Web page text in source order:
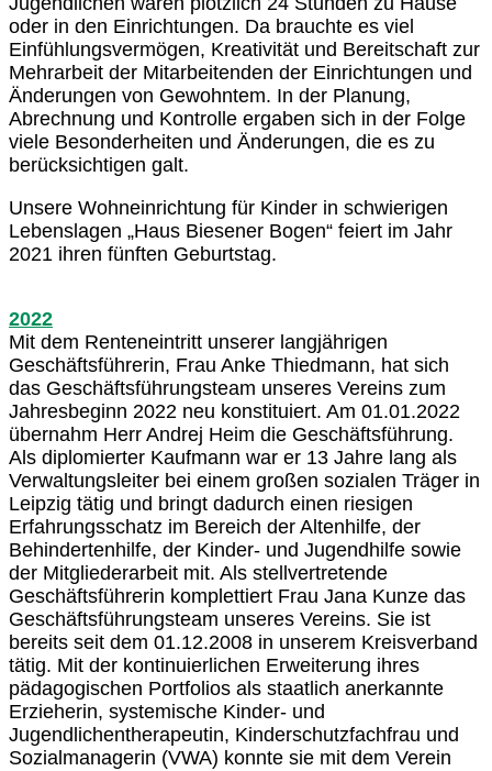
oder in den Einrichtungen. Da brauchte es viel
Einfühlungsvermögen, Kreativität und Bereitschaft zur
Mehrarbeit der Mitarbeitenden der Einrichtungen und
Änderungen von Gewohntem. In der Planung,
Abrechnung und Kontrolle ergaben sich in der Folge
viele Besonderheiten und Änderungen, die es zu
berücksichtigen galt.
Unsere Wohneinrichtung für Kinder in schwierigen
Lebenslagen „Haus Biesener Bogen“ feiert im Jahr
2021 ihren fünften Geburtstag.
2022
Mit dem Renteneintritt unserer langjährigen
Geschäftsführerin, Frau Anke Thiedmann, hat sich
das Geschäftsführungsteam unseres Vereins zum
Jahresbeginn 2022 neu konstituiert. Am 01.01.2022
übernahm Herr Andrej Heim die Geschäftsführung.
Als diplomierter Kaufmann war er 13 Jahre lang als
Verwaltungsleiter bei einem großen sozialen Träger in
Leipzig tätig und bringt dadurch einen riesigen
Erfahrungsschatz im Bereich der Altenhilfe, der
Behindertenhilfe, der Kinder- und Jugendhilfe sowie
der Mitgliederarbeit mit. Als stellvertretende
Geschäftsführerin komplettiert Frau Jana Kunze das
Geschäftsführungsteam unseres Vereins. Sie ist
bereits seit dem 01.12.2008 in unserem Kreisverband
tätig. Mit der kontinuierlichen Erweiterung ihres
pädagogischen Portfolios als staatlich anerkannte
Erzieherin, systemische Kinder- und
Jugendlichentherapeutin, Kinderschutzfachfrau und
Sozialmanagerin (VWA) konnte sie mit dem Verein